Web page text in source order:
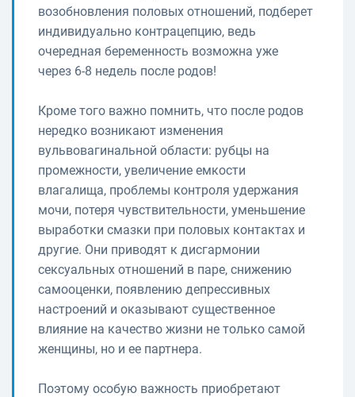
возобновления половых отношений, подберет
индивидуально контрацепцию, ведь
очередная беременность возможна уже
через 6-8 недель после родов!
Кроме того важно помнить, что после родов
нередко возникают изменения
вульвовагинальной области: рубцы на
промежности, увеличение емкости
влагалища, проблемы контроля удержания
мочи, потеря чувствительности, уменьшение
выработки смазки при половых контактах и
другие. Они приводят к дисгармонии
сексуальных отношений в паре, снижению
самооценки, появлению депрессивных
настроений и оказывают существенное
влияние на качество жизни не только самой
женщины, но и ее партнера.
Поэтому особую важность приобретают